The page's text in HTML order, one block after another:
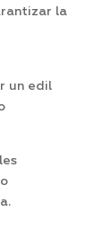
la
un edil